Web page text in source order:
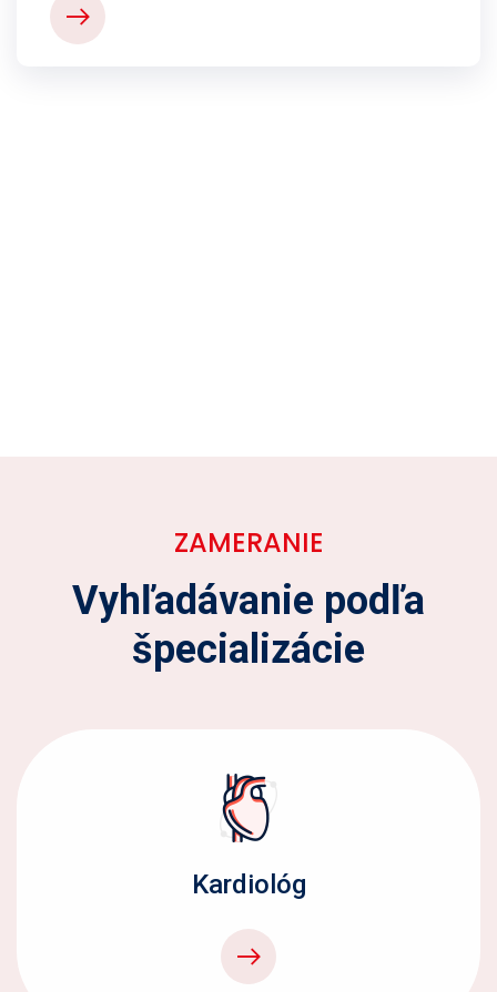
ZAMERANIE
Vyhľadávanie podľa
špecializácie
Kardiológ